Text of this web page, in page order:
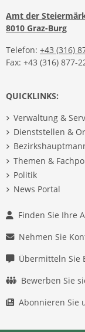
Amt der
8010 Graz-Burg
Telefon: +43 (316)
Fax: +43 (316) 877-
QUICKLINKS:
Verwaltung &
Dienststellen &
Themen &
Politik
News Portal
Finden Sie Ihre
Nehmen Sie
Übermitteln Sie
Bewerben Sie
Abonnieren Sie